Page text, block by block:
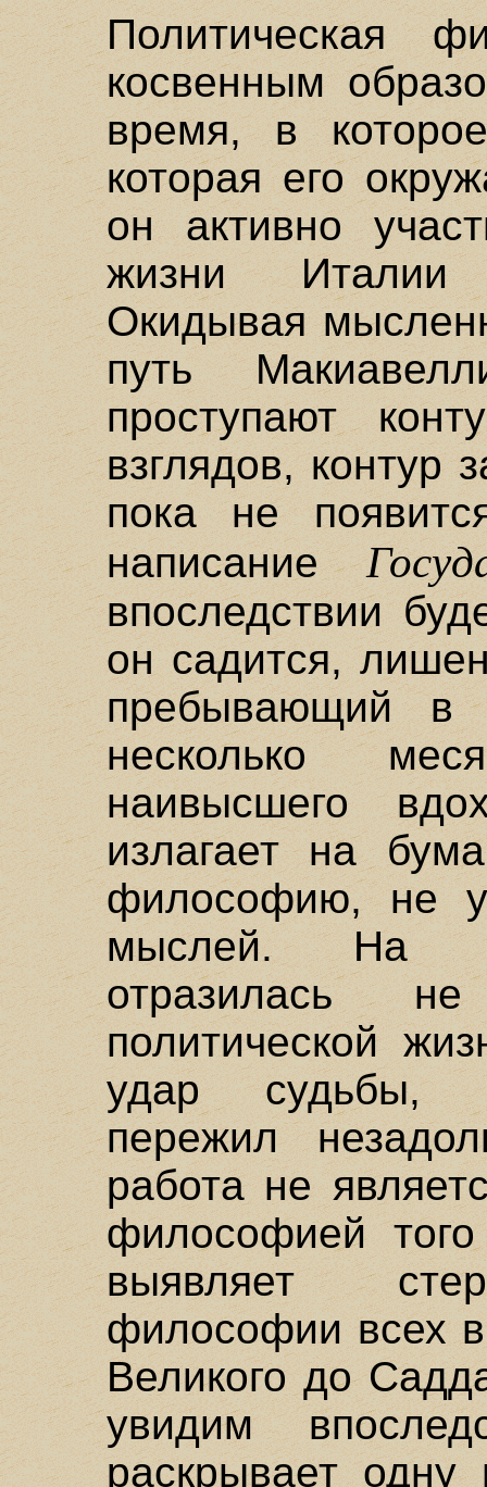
Политическая
косвенным
время, в
которая его
он активно
жизни Италии
Окидывая
путь
проступают
взглядов, контур
пока не
написание
впоследствии
он садится,
пребывающий в
несколько
наивысшего
излагает на
философию, не
мыслей. На
отразилась
политической
удар судьбы,
пережил
работа не
философией
выявляет
философии всех
Великого до
увидим
раскрывает